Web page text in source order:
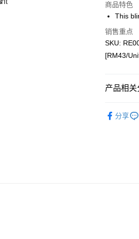
GrabPay
免运费
商品特色
This
销售重点
SKU:
[RM43/
产品相关
分享